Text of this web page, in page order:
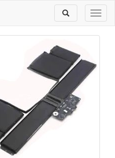
Toggle
navigation
Toggle
search